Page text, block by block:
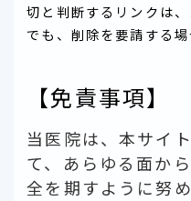
切と判断するリンクは
でも、削除を要請する場
【免責事項】
当医院は、本サイ
て、あらゆる面か
全を期すように努